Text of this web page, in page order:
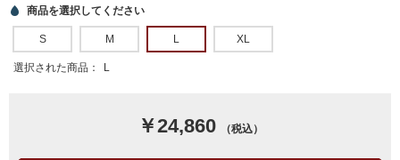
商品を選択してください
S M L XL
選択された商品： L
￥24,860 （税込）